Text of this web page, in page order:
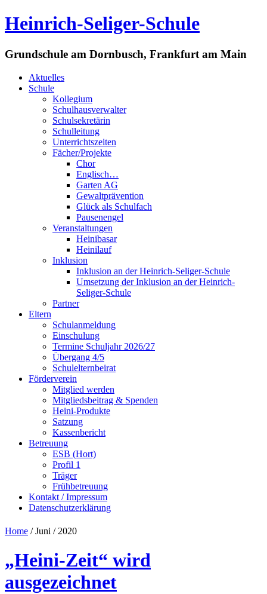
Heinrich-Seliger-Schule
Grundschule am Dornbusch, Frankfurt am Main
Aktuelles
Schule
Kollegium
Schulhausverwalter
Schulsekretärin
Schulleitung
Unterrichtszeiten
Fächer/Projekte
Chor
Englisch…
Garten AG
Gewaltprävention
Glück als Schulfach
Pausenengel
Veranstaltungen
Heinibasar
Heinilauf
Inklusion
Inklusion an der Heinrich-Seliger-Schule
Umsetzung der Inklusion an der Heinrich-
Seliger-Schule
Partner
Eltern
Schulanmeldung
Einschulung
Termine Schuljahr 2026/27
Übergang 4/5
Schulelternbeirat
Förderverein
Mitglied werden
Mitgliedsbeitrag & Spenden
Heini-Produkte
Satzung
Kassenbericht
Betreuung
ESB (Hort)
Profil 1
Träger
Frühbetreuung
Kontakt / Impressum
Datenschutzerklärung
Home / Juni / 2020
„Heini-Zeit“ wird
ausgezeichnet